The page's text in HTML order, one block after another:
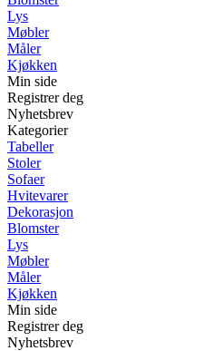
Lys
Møbler
Måler
Kjøkken
Min side
Registrer deg
Nyhetsbrev
Kategorier
Tabeller
Stoler
Sofaer
Hvitevarer
Dekorasjon
Blomster
Lys
Møbler
Måler
Kjøkken
Min side
Registrer deg
Nyhetsbrev